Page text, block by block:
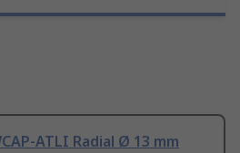
ATLI Radial Ø 13 mm